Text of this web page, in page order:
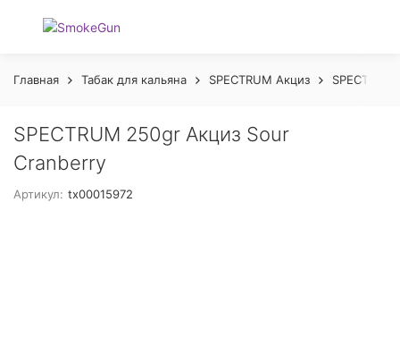
Главная Табак для кальяна SPECTRUM Акциз
SPECTRUM 250gr Акциз Sour
Cranberry
Артикул: tx00015972